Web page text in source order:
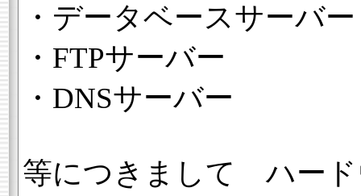
・データベースサーバー
・FTPサーバー
・DNSサーバー
等につきまして ハード